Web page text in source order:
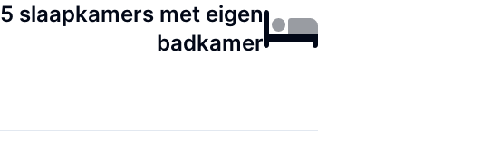
5 slaapkamers met eigen
badkamer